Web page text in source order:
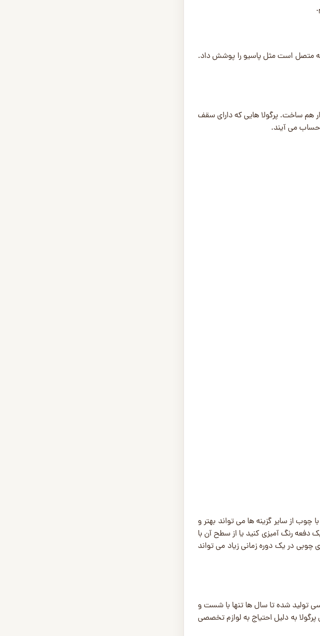
متصل است مثل پاسیو را پوشش داد.
هم ساخت. پرگولا هایی که دارای سقف
حساب می آیند.
چوب از سایر گزینه ‌ها می ‌تواند بهتر و
دفعه رنگ ‌آمیزی کنید یا از سطح آن با
چوبی در یک دوره زمانی زیاد می ‌تواند
سی تولید شده تا سال ‌ها تنها با شست و
پرگولا به دلیل احتیاج به لوازم تخصصی